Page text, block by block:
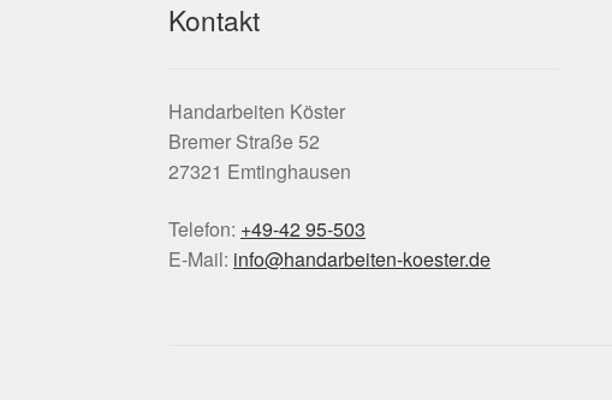
Kontakt
Handarbeiten Köster
Bremer Straße 52
27321 Emtinghausen
Telefon: +49-42 95-503
E-Mail: info@handarbeiten-koester.de